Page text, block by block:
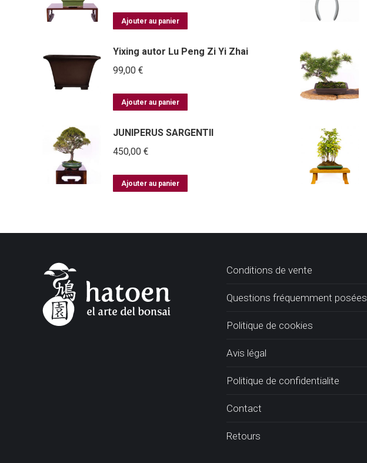
Ajouter au panier
Yixing autor Lu Peng Zi Yi Zhai
99,00 €
Ajouter au panier
JUNIPERUS SARGENTII
450,00 €
Ajouter au panier
Conditions de vente
Questions fréquemment posées
Politique de cookies
Avis légal
Politique de confidentialite
Contact
Retours